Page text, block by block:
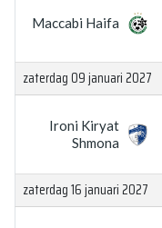
Maccabi Haifa
zaterdag 09 januari 2027
Ironi Kiryat
Shmona
zaterdag 16 januari 2027